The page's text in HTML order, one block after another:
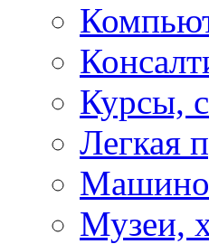
Курсы,
Легкая
Музеи,